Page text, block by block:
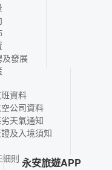
及發展
資料
公司資料
天氣通知
及入境須知
則 永安旅遊APP